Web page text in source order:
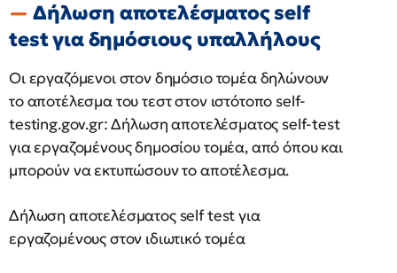
Δήλωση αποτελέσματος self
test για δημόσιους υπαλλήλους
Οι εργαζόμενοι στον δημόσιο τομέα δηλώνουν
το αποτέλεσμα του τεστ στον ιστότοπο self-
testing.gov.gr: Δήλωση αποτελέσματος self-test
για εργαζομένους δημοσίου τομέα, από όπου και
μπορούν να εκτυπώσουν το αποτέλεσμα.
Δήλωση αποτελέσματος self test για
εργαζομένους στον ιδιωτικό τομέα